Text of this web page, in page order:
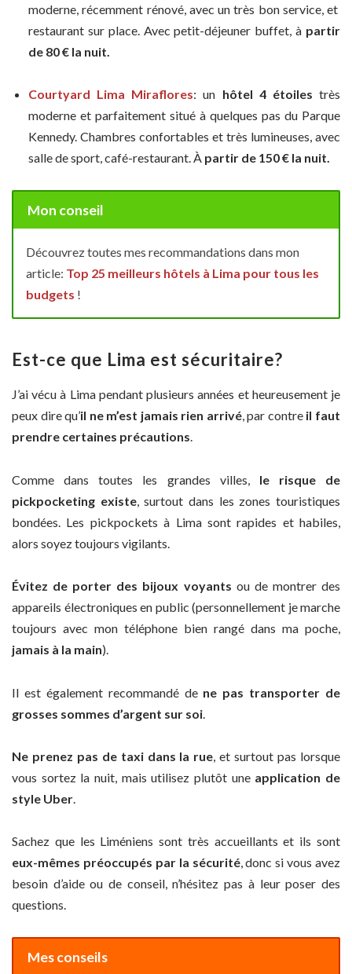
moderne, récemment rénové, avec un très bon service, et
restaurant sur place. Avec petit-déjeuner buffet, à partir
de 80€ la nuit.
Courtyard Lima Miraflores: un hôtel 4 étoiles très
moderne et parfaitement situé à quelques pas du Parque
Kennedy. Chambres confortables et très lumineuses, avec
salle de sport, café-restaurant. À partir de 150€ la nuit.
Mon conseil
Découvrez toutes mes recommandations dans mon
article: Top 25 meilleurs hôtels à Lima pour tous les
budgets !
Est-ce que Lima est sécuritaire?
J’ai vécu à Lima pendant plusieurs années et heureusement je
peux dire qu’il ne m’est jamais rien arrivé, par contreil faut
prendre certaines précautions.
Comme dans toutes les grandes villes, le risque de
pickpocketing existe, surtout dans les zones touristiques
bondées. Les pickpockets à Lima sont rapides et habiles,
alors soyez toujours vigilants.
Évitez de porter des bijoux voyants ou de montrer des
appareils électroniques en public (personnellement je marche
toujours avec mon téléphone bien rangé dans ma poche,
jamais à la main).
Il est également recommandé de ne pas transporter de
grosses sommes d’argent sur soi
Ne prenez pas de taxi dans la rue, et surtout pas lorsque
vous sortez la nuit, mais utilisez plutôt une application de
style Uber.
Sachez que les Liméniens sont très accueillants et ils sont
eux-mêmes préoccupés par la sécurité, donc si vous avez
besoin d’aide ou de conseil, n’hésitez pas à leur poser des
questions.
Mes conseils